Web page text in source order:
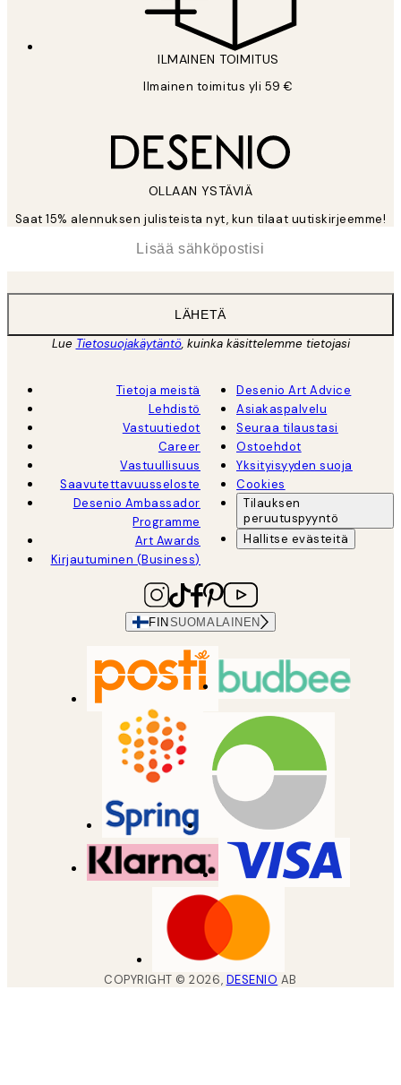
ILMAINEN TOIMITUS
Ilmainen toimitus yli 59 €
OLLAAN YSTÄVIÄ
Saat 15% alennuksen julisteista nyt, kun tilaat uutiskirjeemme!
LÄHETÄ
Lue Tietosuojakäytäntö, kuinka käsittelemme tietojasi
Tietoja meistä
Lehdistö
Vastuutiedot
Career
Vastuullisuus
Saavutettavuusseloste
Desenio Ambassador
Programme
Art Awards
Kirjautuminen (Business)
Desenio Art Advice
Asiakaspalvelu
Seuraa tilaustasi
Ostoehdot
Yksityisyyden suoja
Cookies
Tilauksen
peruutuspyyntö
Hallitse evästeitä
FIN SUOMALAINEN
COPYRIGHT ©2026, DESENIO AB